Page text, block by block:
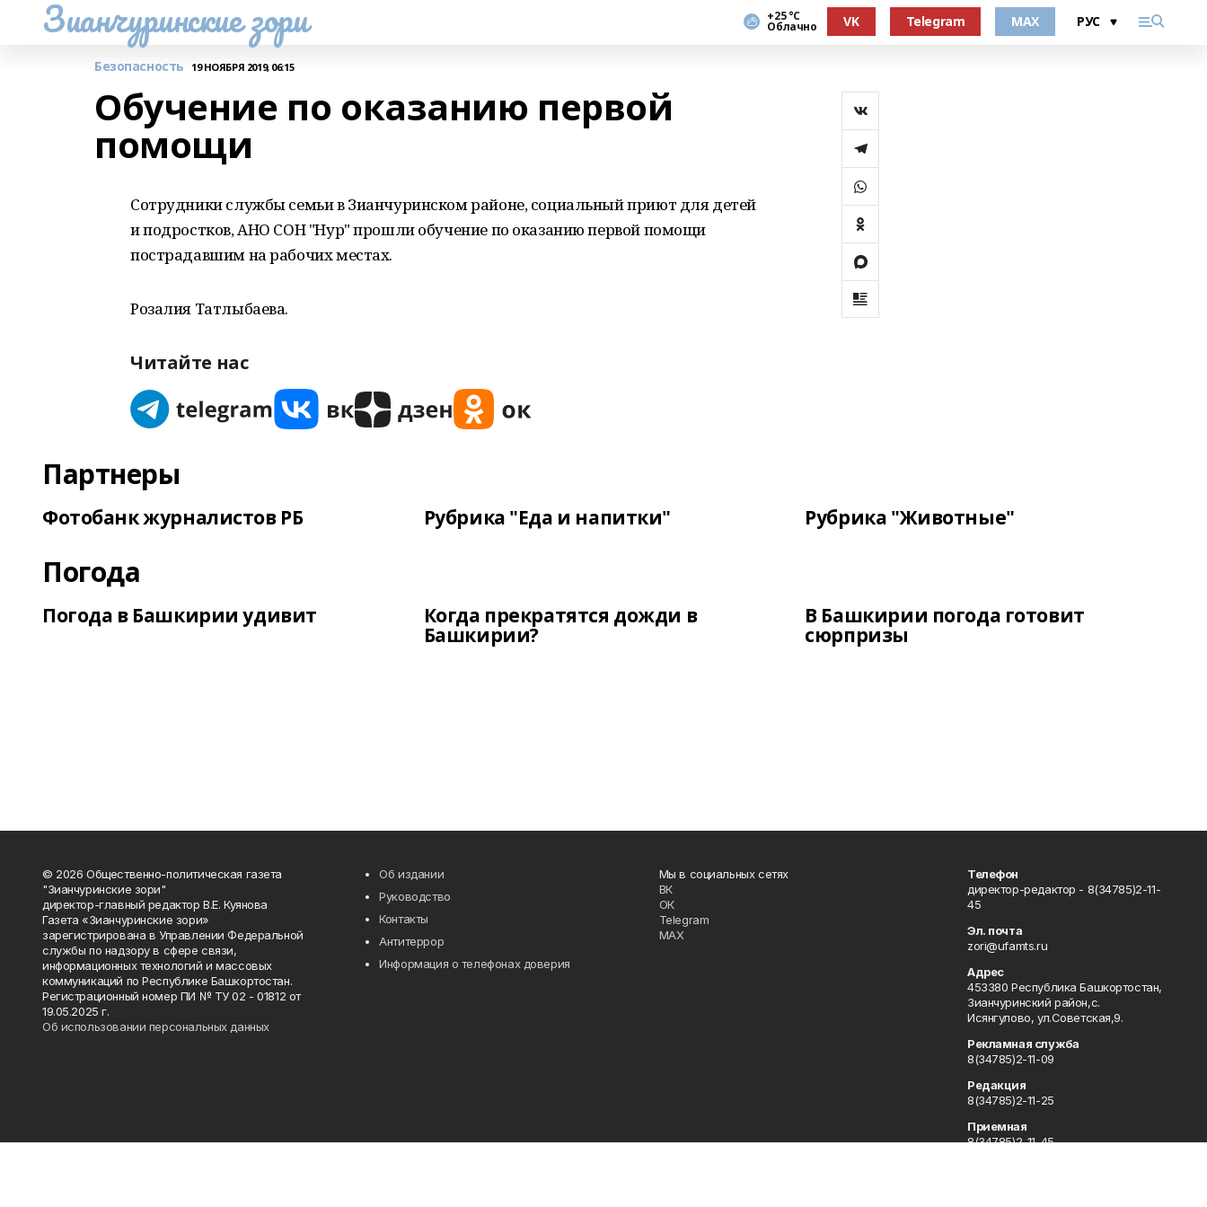
Зианчуринские зори +25 °С
Облачно VK Telegram MAX
Безопасность 19 НОЯБРЯ 2019, 06:15
Обучение по оказанию первой
помощи
Сотрудники службы семьи в Зианчуринском районе, социальный приют для детей
и подростков, АНО СОН "Нур" прошли обучение по оказанию первой помощи
пострадавшим на рабочих местах.
Розалия Татлыбаева.
Читайте нас
Партнеры
Фотобанк журналистов РБ Рубрика "Еда и напитки" Рубрика "Животные"
Погода
Погода в Башкирии удивит Когда прекратятся дожди в
Башкирии?
В Башкирии погода готовит
сюрпризы
© 2026 Общественно-политическая газета
"Зианчуринские зори"
директор-главный редактор В.Е. Куянова
Газета «Зианчуринские зори»
зарегистрирована в Управлении Федеральной
службы по надзору в сфере связи,
информационных технологий и массовых
коммуникаций по Республике Башкортостан.
Регистрационный номер ПИ № ТУ 02 - 01812 от
19.05.2025 г.
Об использовании персональных данных
Об издании
Руководство
Контакты
Антитеррор
Информация о телефонах доверия
Мы в социальных сетях
ВК
ОК
Telegram
MAX
Телефон
директор-редактор - 8(34785)2-11-
45
Эл. почта
zori@ufamts.ru
Адрес
453380 Республика Башкортостан,
Зианчуринский район,с.
Исянгулово, ул.Советская,9.
Рекламная служба
8(34785)2-11-09
Редакция
8(34785)2-11-25
Приемная
8(34785)2-11-45